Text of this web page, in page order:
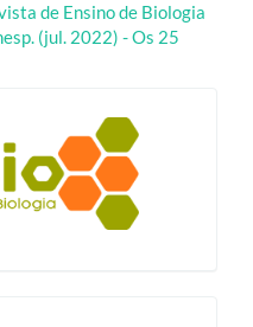
de Ensino de Biologia
(jul. 2022) - Os 25